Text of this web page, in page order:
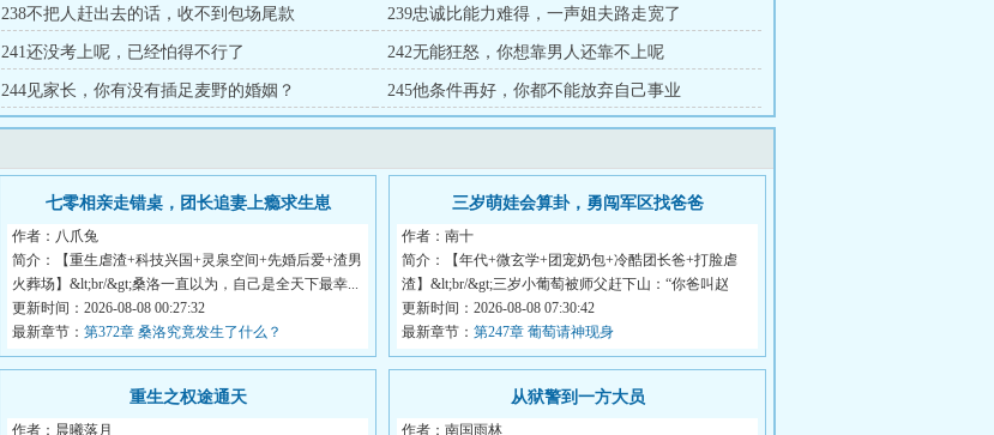
238不把人赶出去的话，收不到包场尾款 239忠诚比能力难得，一声姐夫路走宽了
241还没考上呢，已经怕得不行了 242无能狂怒，你想靠男人还靠不上呢
244见家长，你有没有插足麦野的婚姻？ 245他条件再好，你都不能放弃自己事业
七零相亲走错桌，团长追妻上瘾求生崽
作者：八爪兔
简介：【重生虐渣+科技兴国+灵泉空间+先婚后爱+渣男
火葬场】&lt;br/&gt;桑洛一直以为，自己是全天下最幸...
更新时间：2026-08-08 00:27:32
最新章节： 第372章 桑洛究竟发生了什么？
三岁萌娃会算卦，勇闯军区找爸爸
作者：南十
简介：【年代+微玄学+团宠奶包+冷酷团长爸+打脸虐
渣】&lt;br/&gt;三岁小葡萄被师父赶下山：“你爸叫赵
屿...
更新时间：2026-08-08 07:30:42
最新章节： 第247章 葡萄请神现身
重生之权途通天
作者：晨曦落月
从狱警到一方大员
作者：南国雨林